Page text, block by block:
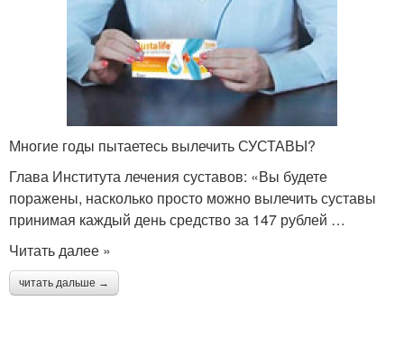
Многие годы пытаетесь вылечить СУСТАВЫ?
Глава Института лечения суставов: «Вы будете
поражены, насколько просто можно вылечить суставы
принимая каждый день средство за 147 рублей …
Читать далее »
читать дальше →